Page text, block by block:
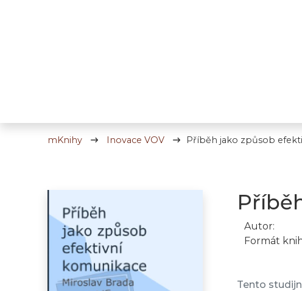
mKnihy Inovace VOV Příběh jako způsob
Autor:
Formát
Tento